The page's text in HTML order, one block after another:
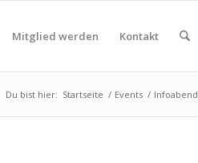
Mitglied werden Kontakt
Du bist hier: Startseite / Events / Infoabend